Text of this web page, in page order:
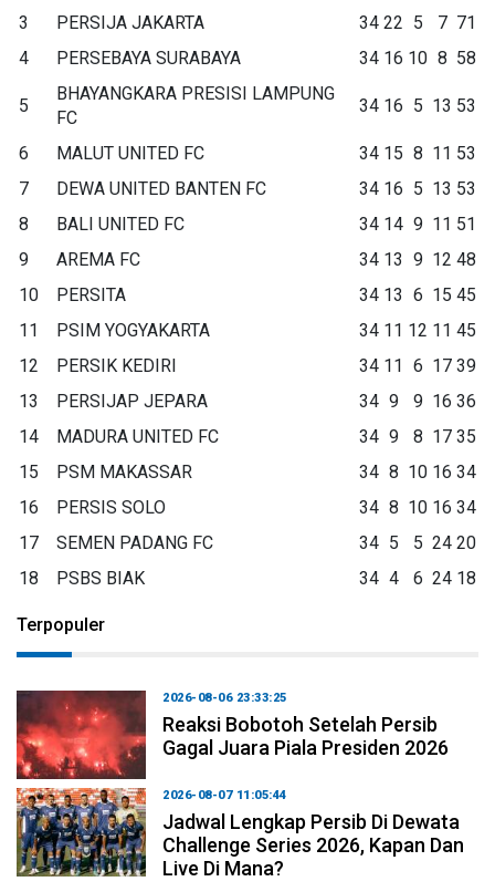
3
PERSIJA JAKARTA 34 22 5 7 71
4
PERSEBAYA SURABAYA 34 16 10 8 58
5
BHAYANGKARA PRESISI LAMPUNG
FC
34 16 5 13 53
6 MALUT UNITED FC 34 15 8 11 53
7
DEWA UNITED BANTEN FC 34 16 5 13 53
8
BALI UNITED FC 34 14 9 11 51
9
AREMA FC 34 13 9 12 48
10
PERSITA 34 13 6 15 45
11
PSIM YOGYAKARTA 34 11 12 11 45
12
PERSIK KEDIRI 34 11 6 17 39
13
PERSIJAP JEPARA 34 9 9 16 36
14
MADURA UNITED FC 34 9 8 17 35
15
PSM MAKASSAR 34 8 10 16 34
16
PERSIS SOLO 34 8 10 16 34
17
SEMEN PADANG FC 34 5 5 24 20
18
PSBS BIAK 34 4 6 24 18
Terpopuler
2026-08-06 23:33:25
Reaksi Bobotoh Setelah Persib
Gagal Juara Piala Presiden 2026
2026-08-07 11:05:44
Jadwal Lengkap Persib Di Dewata
Challenge Series 2026, Kapan Dan
Live Di Mana?